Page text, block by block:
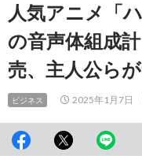
動人気アニメ「
の音声体組成
売、主人公ら
ビジネス 2025年1月7日